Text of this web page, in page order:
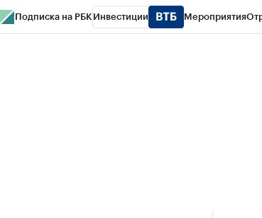
Подписка на РБК Инвестиции Мероприятия